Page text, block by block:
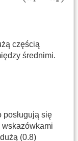
częścią
średnimi.
posługują się
wskazówkami
(0.8)